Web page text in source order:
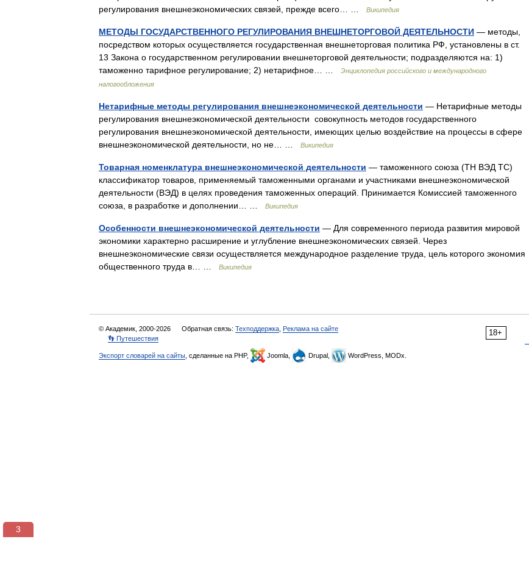
регулирования внешнеэкономических связей, прежде всего… …
Википедия
МЕТОДЫ ГОСУДАРСТВЕННОГО РЕГУЛИРОВАНИЯ ВНЕШНЕТОРГОВОЙ ДЕЯТЕЛЬНОСТИ — методы,
посредством которых осуществляется государственная внешнеторговая политика РФ, установлены в ст.
13 Закона о государственном регулировании внешнеторговой деятельности; подразделяются на: 1)
таможенно тарифное регулирование; 2) нетарифное… …
Энциклопедия российского и международного
налогообложения
Нетарифные методы регулирования внешнеэкономической деятельности — Нетарифные методы
регулирования внешнеэкономической деятельности совокупность методов государственного
регулирования внешнеэкономической деятельности, имеющих целью воздействие на процессы в сфере
внешнеэкономической деятельности, но не… …
Википедия
Товарная номенклатура внешнеэкономической деятельности — таможенного союза (ТН ВЭД ТС)
классификатор товаров, применяемый таможенными органами и участниками внешнеэкономической
деятельности (ВЭД) в целях проведения таможенных операций. Принимается Комиссией таможенного
союза, в разработке и дополнении… …
Википедия
Особенности внешнеэкономической деятельности — Для современного периода развития мировой
экономики характерно расширение и углубление внешнеэкономических связей. Через
внешнеэкономические связи осуществляется международное разделение труда, цель которого экономия
общественного труда в… …
Википедия
18+
© Академик, 2000-2026 Обратная связь: Техподдержка Реклама на сайте
👣 Путешествия
Экспорт словарей на сайты , сделанные на PHP, Joomla, Drupal, WordPress, MODx.
2